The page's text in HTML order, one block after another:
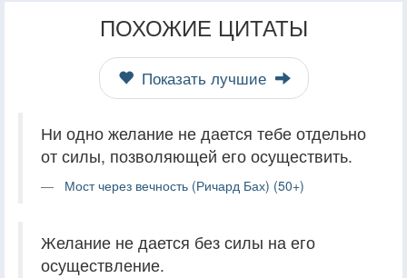
ПОХОЖИЕ ЦИТАТЫ
Показать лучшие
Ни одно желание не дается тебе отдельно
от силы, позволяющей его осуществить.
Мост через вечность (Ричард Бах) (50+)
Желание не дается без силы на его
осуществление.